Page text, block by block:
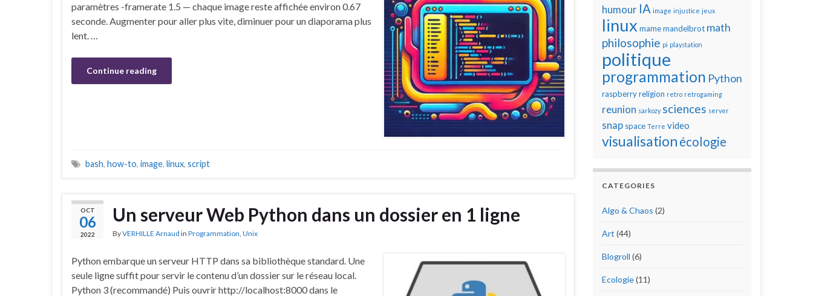
paramètres -framerate 1.5 — chaque image reste affichée environ 0.67
seconde. Augmenter pour aller plus vite, diminuer pour un diaporama plus
lent. …
Continue reading
bash, how-to, image, linux, script
OCT
06
2022
Un serveur Web Python dans un dossier en 1 ligne
ByVERHILLE Arnaud in Programmation, Unix
Python embarque un serveur HTTP dans sa bibliothèque standard. Une
seule ligne suffit pour servir le contenu d’un dossier sur le réseau local.
Python 3 (recommandé) Puis ouvrir http://localhost:8000 dans le
humour IA image injustice jeux
linux mame mandelbrot math
philosophie pi playstation
politique
programmation Python
raspberry religion retro retrogaming
reunion sarkozy sciences server
snap space Terre video
visualisation écologie
CATEGORIES
Algo & Chaos (2)
Art (44)
Blogroll (6)
Ecologie(11)